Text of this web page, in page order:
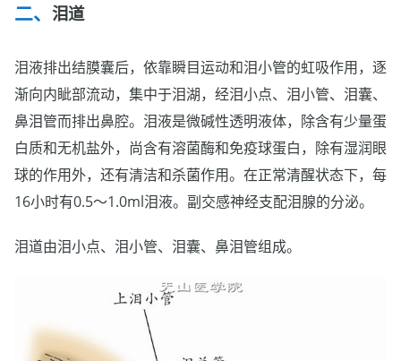
泪道
泪液排出结膜囊后，依靠瞬目运动和泪小管的虹吸作用，逐
渐向内眦部流动，集中于泪湖，经泪小点、泪小管、泪囊、
鼻泪管而排出鼻腔。泪液是微碱性透明液体，除含有少量蛋
白质和无机盐外，尚含有溶菌酶和免疫球蛋白，除有湿润眼
球的作用外，还有清洁和杀菌作用。在正常清醒状态下，每
16小时有0.5～1.0ml泪液。副交感神经支配泪腺的分泌。
泪道由泪小点、泪小管、泪囊、鼻泪管组成。